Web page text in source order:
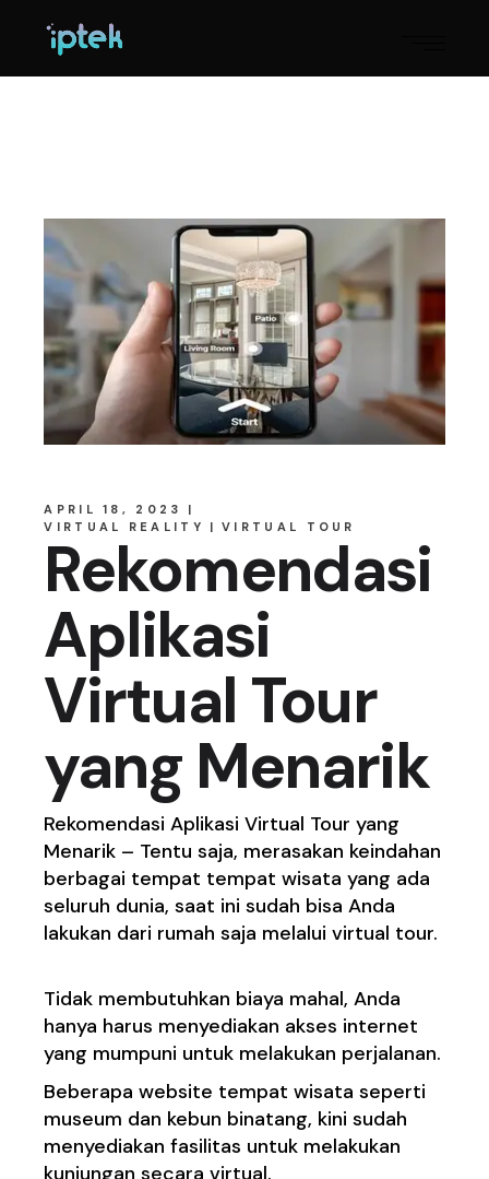
APRIL 18, 2023
VIRTUAL REALITY
VIRTUAL TOUR
Rekomendasi
Aplikasi
Virtual Tour
yang Menarik
Rekomendasi Aplikasi Virtual Tour yang
Menarik – Tentu saja, merasakan keindahan
berbagai tempat tempat wisata yang ada
seluruh dunia, saat ini sudah bisa Anda
lakukan dari rumah saja melalui virtual tour.
Tidak membutuhkan biaya mahal, Anda
hanya harus menyediakan akses internet
yang mumpuni untuk melakukan perjalanan.
Beberapa website tempat wisata seperti
museum dan kebun binatang, kini sudah
menyediakan fasilitas untuk melakukan
kunjungan secara virtual.